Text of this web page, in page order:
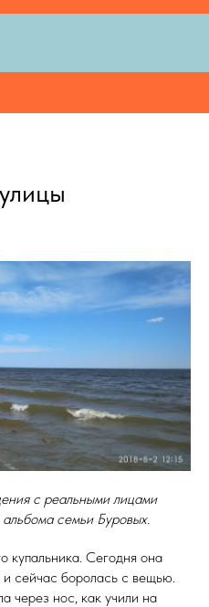
с реальными лицами
семьи Буровых.
купальника. Сегодня она
и сейчас боролась с вещью.
через нос, как учили на